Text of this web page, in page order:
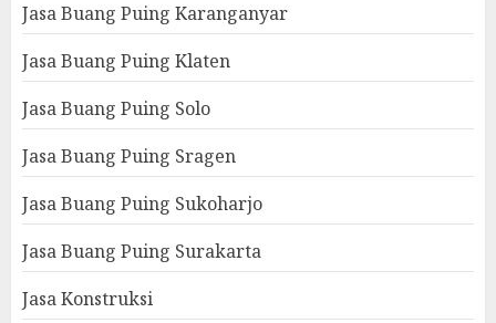
Jasa Buang Puing Karanganyar
Jasa Buang Puing Klaten
Jasa Buang Puing Solo
Jasa Buang Puing Sragen
Jasa Buang Puing Sukoharjo
Jasa Buang Puing Surakarta
Jasa Konstruksi